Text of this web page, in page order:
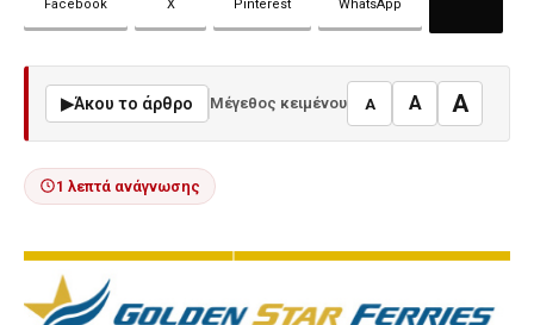
Facebook X Pinterest WhatsApp
▶Άκου το άρθρο Μέγεθος κειμένου A A A
1 λεπτά ανάγνωσης